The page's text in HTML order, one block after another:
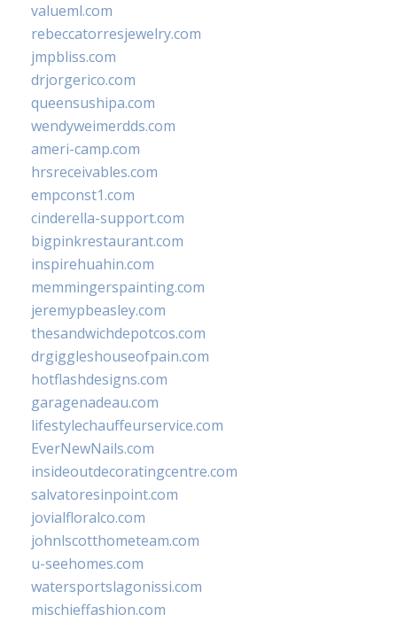
valueml.com
rebeccatorresjewelry.com
jmpbliss.com
drjorgerico.com
queensushipa.com
wendyweimerdds.com
ameri-camp.com
hrsreceivables.com
empconst1.com
cinderella-support.com
bigpinkrestaurant.com
inspirehuahin.com
memmingerspainting.com
jeremypbeasley.com
thesandwichdepotcos.com
drgiggleshouseofpain.com
hotflashdesigns.com
garagenadeau.com
lifestylechauffeurservice.com
EverNewNails.com
insideoutdecoratingcentre.com
salvatoresinpoint.com
jovialfloralco.com
johnlscotthometeam.com
u-seehomes.com
watersportslagonissi.com
mischieffashion.com